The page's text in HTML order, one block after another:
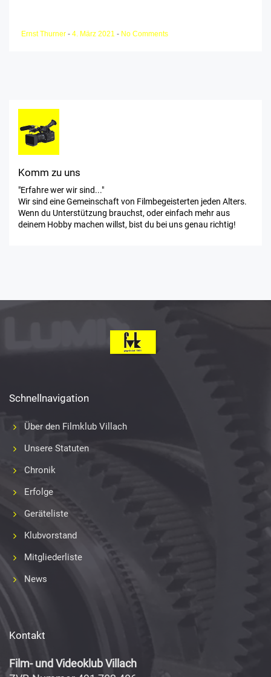
Ernst Thurner - 4. März 2021 - No Comments
Komm zu uns
"Erfahre wer wir sind..."
Wir sind eine Gemeinschaft von Filmbegeisterten jeden Alters.
Wenn du Unterstützung brauchst, oder einfach mehr aus
deinem Hobby machen willst, bist du bei uns genau richtig!
Schnellnavigation
Über den Filmklub Villach
Unsere Statuten
Chronik
Erfolge
Geräteliste
Klubvorstand
Mitgliederliste
News
Kontakt
Film- und Videoklub Villach